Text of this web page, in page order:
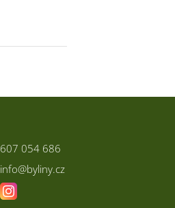
info@byliny.cz
607 054 686